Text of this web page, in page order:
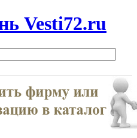
Vesti72.ru